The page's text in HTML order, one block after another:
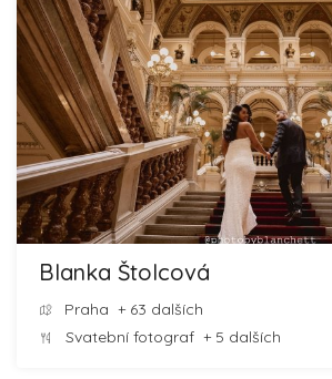
Blanka Štolcová
Praha + 63 dalších
Svatební fotograf + 5 dalších